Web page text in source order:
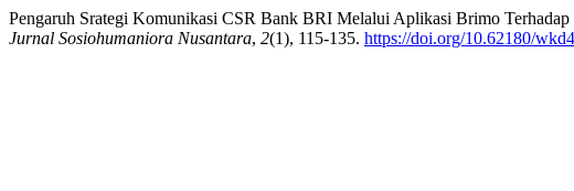
Pengaruh Srategi Komunikasi CSR Bank BRI Melalui Aplikasi Brimo
Jurnal Sosiohumaniora Nusantara, 2(1), 115-135. https://doi.org/10.62180/